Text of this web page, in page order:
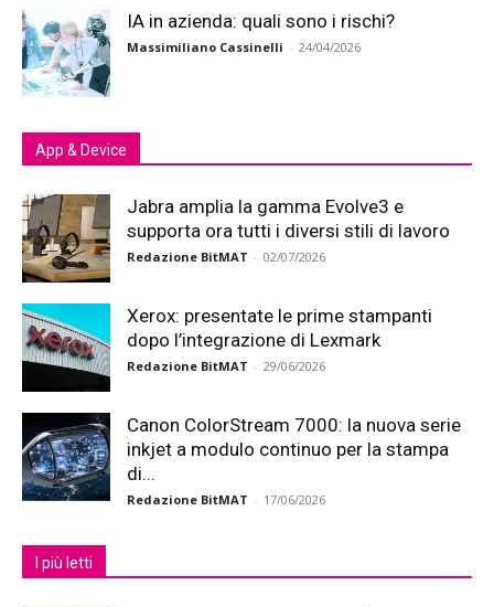
IA in azienda: quali sono i rischi?
Massimiliano Cassinelli - 24/04/2026
App & Device
Jabra amplia la gamma Evolve3 e
supporta ora tutti i diversi stili di lavoro
Redazione BitMAT - 02/07/2026
Xerox: presentate le prime stampanti
dopo l’integrazione di Lexmark
Redazione BitMAT - 29/06/2026
Canon ColorStream 7000: la nuova serie
inkjet a modulo continuo per la stampa
di...
Redazione BitMAT - 17/06/2026
I più letti